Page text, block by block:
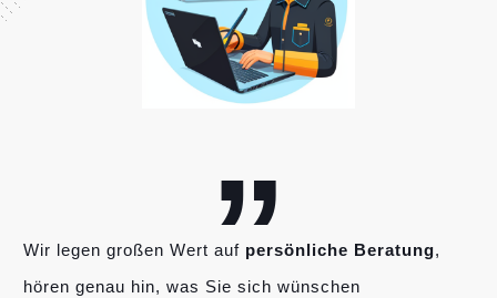
„
Wir legen großen Wert auf persönliche Beratung,
hören genau hin, was Sie sich wünschen